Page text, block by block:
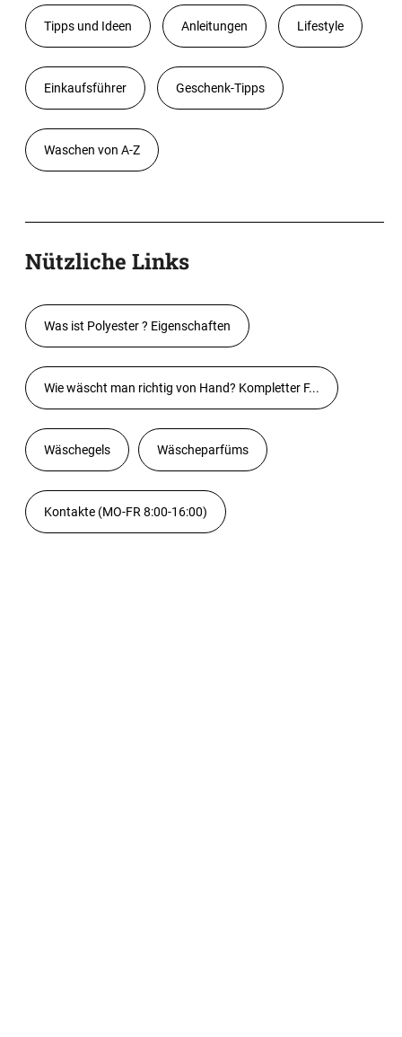
Tipps und Ideen Anleitungen Lifestyle
Einkaufsführer Geschenk-Tipps
Waschen von A-Z
Nützliche Links
Was ist Polyester ? Eigenschaften
Wie wäscht man richtig von Hand? Kompletter F...
Wäschegels Wäscheparfüms
Kontakte (MO-FR 8:00-16:00)